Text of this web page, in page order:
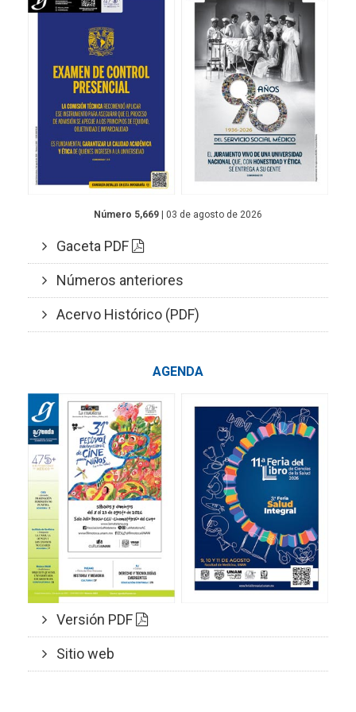
Número 5,669 | 03 de agosto de 2026
Gaceta PDF
Números anteriores
Acervo Histórico (PDF)
AGENDA
Versión PDF
Sitio web